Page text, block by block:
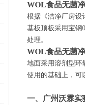
WOL食品无菌
根据《洁净厂房设
基板顶板采用宝钢
处理。
WOL食品无菌
地面采用溶剂型环
使用的基础上，可
一、广州沃霖实